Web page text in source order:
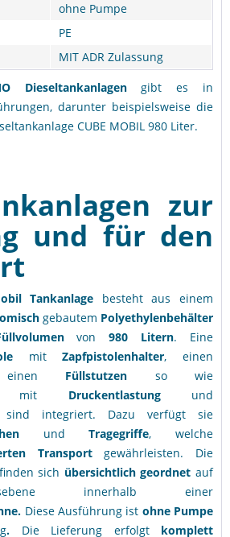
ohne Pumpe
PE
MIT ADR Zulassung
Dieseltankanlagengibt es in
darunter beispielsweise die
CUBE MOBIL 980 Liter.
zur
und für den
Tankanlage besteht aus einem
gebautem Polyethylenbehälter
von980 Litern. Eine
mitZapfpistolenhalter, einen
Füllstutzen so wie
Druckentlastung und
sind integriert. Dazu verfügt sie
undTragegriffe, welche
Transportgewährleisten. Die
sich übersichtlich geordnet auf
innerhalb einer
Diese Ausführung ist ohne Pumpe
. Die Lieferung erfolgtkomplett